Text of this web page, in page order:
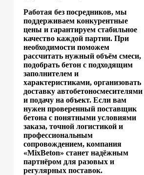
Работая без посредников, мы
поддерживаем конкурентные
цены и гарантируем стабильное
качество каждой партии. При
необходимости поможем
рассчитать нужный объём смеси,
подобрать бетон с подходящим
заполнителем и
характеристиками, организовать
доставку автобетоносмесителями
и подачу на объект. Если вам
нужен проверенный поставщик
бетона с понятными условиями
заказа, точной логистикой и
профессиональным
сопровождением, компания
«MixBeton» станет надёжным
партнёром для разовых и
регулярных поставок.